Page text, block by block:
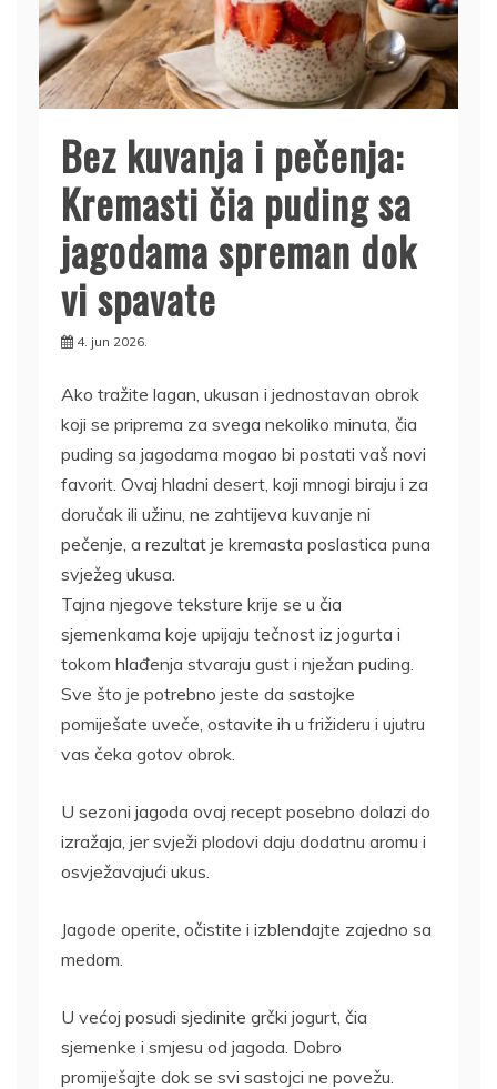
Bez kuvanja i pečenja:
Kremasti čia puding sa
jagodama spreman dok
vi spavate
4. jun 2026.
Ako tražite lagan, ukusan i jednostavan obrok
koji se priprema za svega nekoliko minuta, čia
puding sa jagodama mogao bi postati vaš novi
favorit. Ovaj hladni desert, koji mnogi biraju i za
doručak ili užinu, ne zahtijeva kuvanje ni
pečenje, a rezultat je kremasta poslastica puna
svježeg ukusa.
Tajna njegove teksture krije se u čia
sjemenkama koje upijaju tečnost iz jogurta i
tokom hlađenja stvaraju gust i nježan puding.
Sve što je potrebno jeste da sastojke
pomiješate uveče, ostavite ih u frižideru i ujutru
vas čeka gotov obrok.
U sezoni jagoda ovaj recept posebno dolazi do
izražaja, jer svježi plodovi daju dodatnu aromu i
osvježavajući ukus.
Jagode operite, očistite i izblendajte zajedno sa
medom.
U većoj posudi sjedinite grčki jogurt, čia
sjemenke i smjesu od jagoda. Dobro
promiješajte dok se svi sastojci ne povežu.